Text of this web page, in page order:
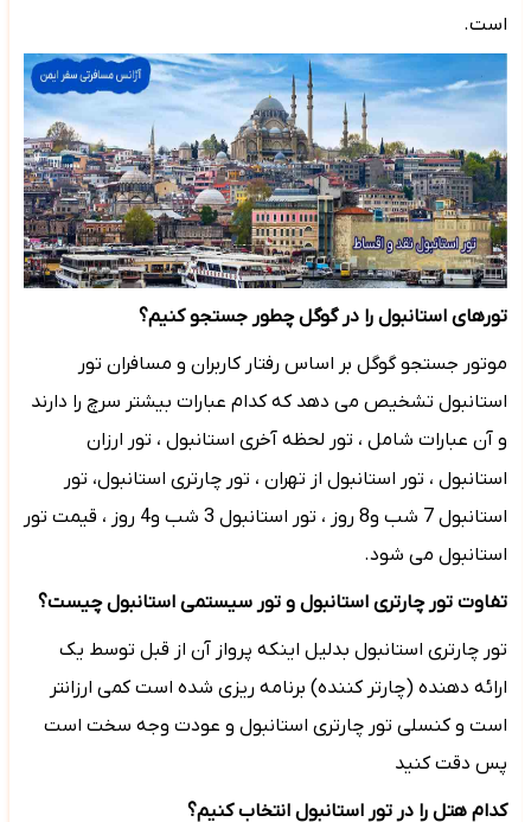
است.
تورهای استانبول را در گوگل چطور جستجو کنیم؟
موتور جستجو گوگل بر اساس رفتار کاربران و مسافران تور
استانبول تشخیص می دهد که کدام عبارات بیشتر سرچ را دارند
و آن عبارات شامل ، تور لحظه آخری استانبول ، تور ارزان
استانبول ، تور استانبول از تهران ، تور چارتری استانبول، تور
استانبول 7 شب و8 روز ، تور استانبول 3 شب و4 روز ، قیمت تور
استانبول می شود.
تفاوت تور چارتری استانبول و تور سیستمی استانبول چیست؟
تور چارتری استانبول بدلیل اینکه پرواز آن از قبل توسط یک
ارائه دهنده (چارتر کننده) برنامه ریزی شده است کمی ارزانتر
است و کنسلی تور چارتری استانبول و عودت وجه سخت است
پس دقت کنید
کدام هتل را در تور استانبول انتخاب کنیم؟